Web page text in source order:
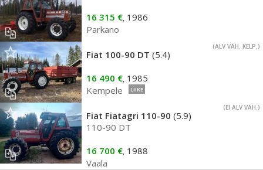
16 315 €, 1986
Parkano
(ALV VÄH. KELP.)
Fiat 100-90 DT (5.4)
16 490 €, 1985
Kempele
LIIKE
(EI ALV VÄH.)
Fiat Fiatagri 110-90 (5.9)
110-90 DT
16 700 €, 1988
Vaala